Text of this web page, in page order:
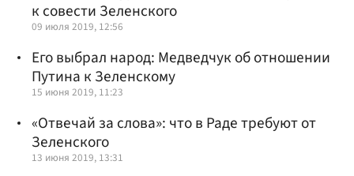
к совести Зеленского
09 июля 2019, 12:56
Его выбрал народ: Медведчук об отношении
Путина к Зеленскому
15 июня 2019, 11:23
«Отвечай за слова»: что в Раде требуют от
Зеленского
13 июня 2019, 13:31